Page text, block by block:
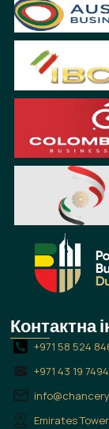
Контактна
+971 58 524
+971 43 19 7494
Emirates